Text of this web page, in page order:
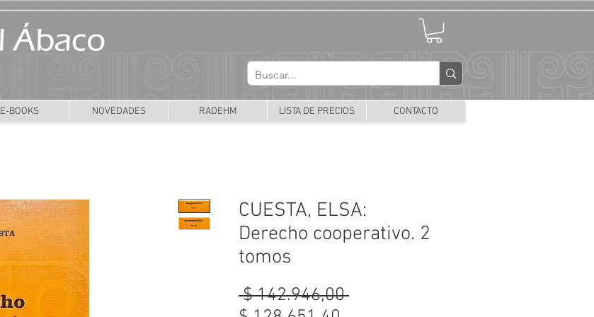
E-BOOKS NOVEDADES RADEHM LISTA DE PRECIOS CONTACTO
CUESTA, ELSA:
Derecho cooperativo. 2
tomos
$ 142.946,00 Precio